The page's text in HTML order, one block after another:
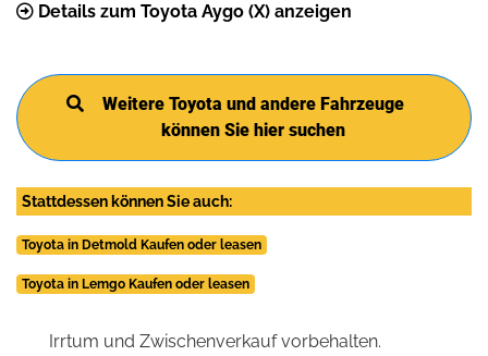
Details zum Toyota Aygo (X) anzeigen
Weitere Toyota und andere Fahrzeuge
können Sie hier suchen
Stattdessen können Sie auch:
Toyota in Detmold Kaufen oder leasen
Toyota in Lemgo Kaufen oder leasen
Irrtum und Zwischenverkauf vorbehalten.